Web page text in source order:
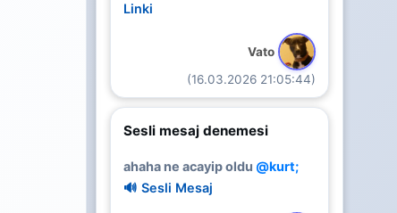
Linki
Vato
(16.03.2026 21:05:44)
Sesli mesaj denemesi
ahaha ne acayip oldu@kurt;
🔊 Sesli Mesaj